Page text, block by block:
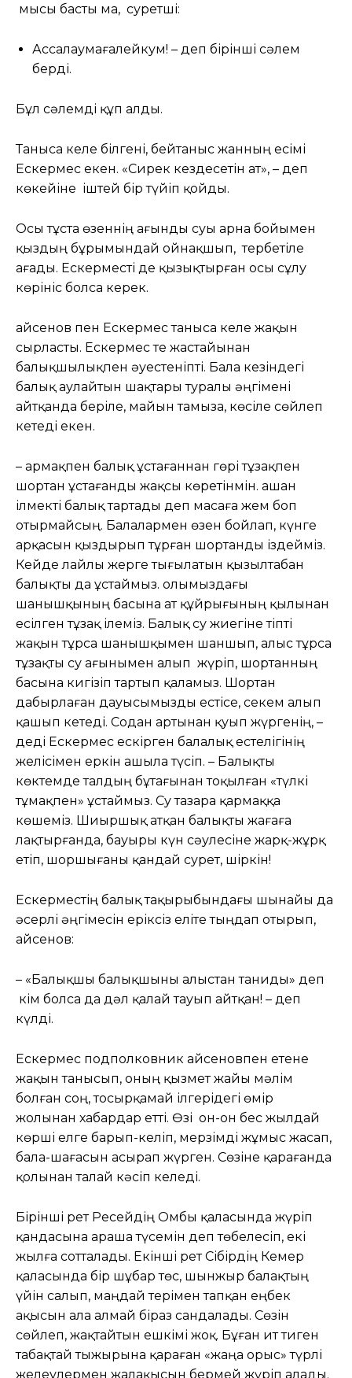
мысы басты ма, суретші:
Ассалаумағалейкум! – деп бірінші сәлем
берді.
Бұл сәлемді құп алды.
Таныса келе білгені, бейтаныс жанның есімі
Ескермес екен. «Сирек кездесетін ат», – деп
көкейіне іштей бір түйіп қойды.
Осы тұста өзеннің ағынды суы арна бойымен
қыздың бұрымындай ойнақшып, тербетіле
ағады. Ескерместі де қызықтырған осы сұлу
көрініс болса керек.
Қайсенов пен Ескермес таныса келе жақын
сырласты. Ескермес те жастайынан
балықшылықпен әуестеніпті. Бала кезіндегі
балық аулайтын шақтары туралы әңгімені
айтқанда беріле, майын тамыза, көсіле сөйлеп
кетеді екен.
– Қармақпен балық ұстағаннан гөрі тұзақпен
шортан ұстағанды жақсы көретінмін. Қашан
ілмекті балық тартады деп масаға жем боп
отырмайсың. Балалармен өзен бойлап, күнге
арқасын қыздырып тұрған шортанды іздейміз.
Кейде лайлы жерге тығылатын қызылтабан
балықты да ұстаймыз. Қолымыздағы
шанышқының басына ат құйрығының қылынан
есілген тұзақ ілеміз. Балық су жиегіне тіпті
жақын тұрса шанышқымен шаншып, алыс тұрса
тұзақты су ағынымен алып жүріп, шортанның
басына кигізіп тартып қаламыз. Шортан
дабырлаған дауысымызды естісе, секем алып
қашып кетеді. Содан артынан қуып жүргенің, –
деді Ескермес ескірген балалық естелігінің
желісімен еркін ашыла түсіп. – Балықты
көктемде талдың бұтағынан тоқылған «түлкі
тұмақпен» ұстаймыз. Су тазара қармаққа
көшеміз. Шиыршық атқан балықты жағаға
лақтырғанда, бауыры күн сәулесіне жарқ-жұрқ
етіп, шоршығаны қандай сурет, шіркін!
Ескерместің балық тақырыбындағы шынайы да
әсерлі әңгімесін еріксіз еліте тыңдап отырып,
Қайсенов:
– «Балықшы балықшыны алыстан таниды» деп
кім болса да дәл қалай тауып айтқан! – деп
күлді.
Ескермес подполковник Қайсеновпен етене
жақын танысып, оның қызмет жайы мәлім
болған соң, тосырқамай ілгерідегі өмір
жолынан хабардар етті. Өзі он-он бес жылдай
көрші елге барып-келіп, мерзімді жұмыс жасап,
бала-шағасын асырап жүрген. Сөзіне қарағанда
қолынан талай кәсіп келеді.
Бірінші рет Ресейдің Омбы қаласында жүріп
қандасына араша түсемін деп төбелесіп, екі
жылға сотталады. Екінші рет Сібірдің Кемер
қаласында бір шұбар төс, шынжыр балақтың
үйін салып, маңдай терімен тапқан еңбек
ақысын ала алмай біраз сандалады. Сөзін
сөйлеп, жақтайтын ешкімі жоқ. Бұған ит тиген
табақтай тыжырына қараған «жаңа орыс» түрлі
желеулермен жалақысын бермей жүріп алады.